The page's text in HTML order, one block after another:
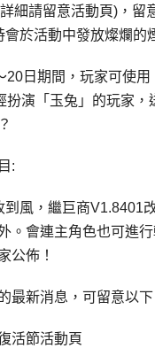
細請留意活動頁)，留
會於活動中發放燦爛的
20日期間，玩家可使
扮演「玉兔」的玩家
:
到風，繼巨商V1.8401
。會連主角色也可進
公佈！
最新消息，可留意以
活節活動頁